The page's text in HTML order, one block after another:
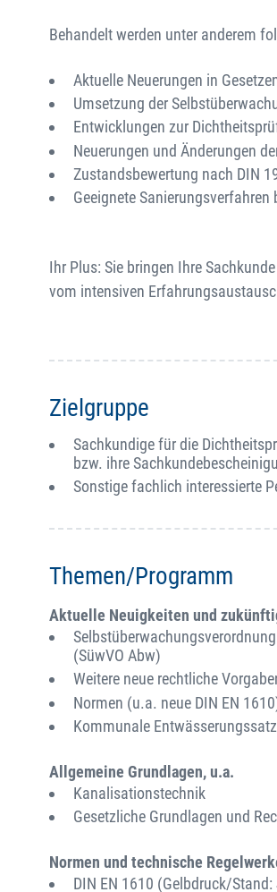
Behandelt werden unter anderem
Aktuelle Neuerungen in
Umsetzung der
Entwicklungen zur
Neuerungen und Änderungen
Zustandsbewertung nach DIN
Geeignete
Ihr Plus: Sie bringen Ihre
vom intensiven
Zielgruppe
Sachkundige für die
bzw. ihre
Sonstige fachlich interessierte
Themen/Programm
Aktuelle Neuigkeiten und
(SüwVO Abw)
Weitere neue rechtliche
Normen (u.a. neue DIN EN
Kommunale
Allgemeine Grundlagen, u.a.
Kanalisationstechnik
Gesetzliche Grundlagen und
Normen und technische
DIN EN 1610 (Gelbdruck/